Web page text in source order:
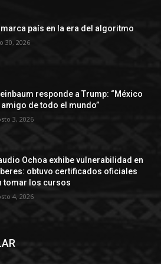
marca país en la era del algoritmo
30, 2026
responde a Trump: “México
amigo de todo el mundo”
3, 2026
Ochoa exhibe vulnerabilidad en
obtuvo certificados oficiales
tomar los cursos
4, 2026